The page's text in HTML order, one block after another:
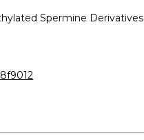
Spermine Derivatives